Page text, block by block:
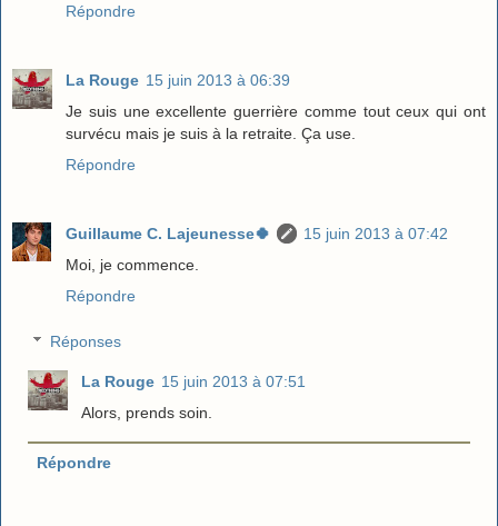
Répondre
La Rouge 15 juin 2013 à 06:39
Je suis une excellente guerrière comme tout ceux qui ont
survécu mais je suis à la retraite. Ça use.
Répondre
Guillaume C. Lajeunesse🍀
15 juin 2013 à 07:42
Moi, je commence.
Répondre
Réponses
La Rouge 15 juin 2013 à 07:51
Alors, prends soin.
Répondre